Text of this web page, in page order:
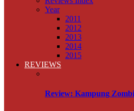
Year
2011
2012
2013
2014
2015
REVIEWS
Review: Kampung